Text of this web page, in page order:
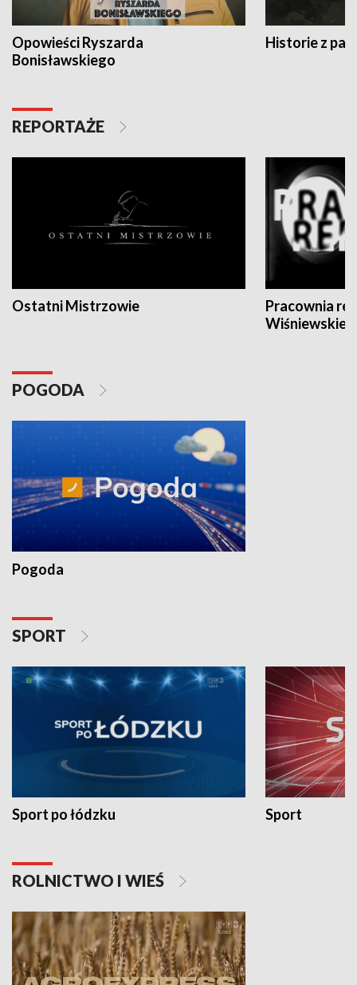
Opowieści Ryszarda
Bonisławskiego
Historie z
REPORTAŻE
Ostatni Mistrzowie
Pracownia
POGODA
Pogoda
SPORT
Sport po łódzku Sport
ROLNICTWO I WIEŚ